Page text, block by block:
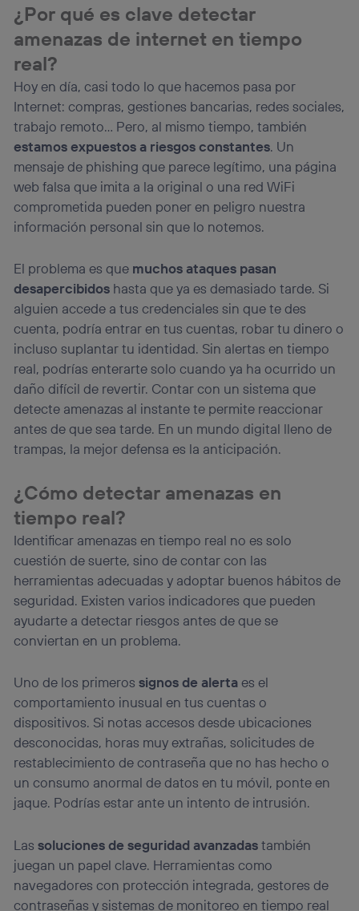
¿Por qué es clave detectar
amenazas de internet en tiempo
real?
Hoy en día, casi todo lo que hacemos pasa por
Internet: compras, gestiones bancarias, redes sociales,
trabajo remoto… Pero, al mismo tiempo, también
estamos expuestos a riesgos constantes. Un
mensaje de phishing que parece legítimo, una página
web falsa que imita a la original o una red WiFi
comprometida pueden poner en peligro nuestra
información personal sin que lo notemos.
El problema es que muchos ataques pasan
desapercibidos hasta que ya es demasiado tarde. Si
alguien accede a tus credenciales sin que te des
cuenta, podría entrar en tus cuentas, robar tu dinero o
incluso suplantar tu identidad. Sin alertas en tiempo
real, podrías enterarte solo cuando ya ha ocurrido un
daño difícil de revertir. Contar con un sistema que
detecte amenazas al instante te permite reaccionar
antes de que sea tarde. En un mundo digital lleno de
trampas, la mejor defensa es la anticipación.
¿Cómo detectar amenazas en
tiempo real?
Identificar amenazas en tiempo real no es solo
cuestión de suerte, sino de contar con las
herramientas adecuadas y adoptar buenos hábitos de
seguridad. Existen varios indicadores que pueden
ayudarte a detectar riesgos antes de que se
conviertan en un problema.
Uno de los primerossignos de alertaes el
comportamiento inusual en tus cuentas o
dispositivos. Si notas accesos desde ubicaciones
desconocidas, horas muy extrañas, solicitudes de
restablecimiento de contraseña que no has hecho o
un consumo anormal de datos en tu móvil, ponte en
jaque. Podrías estar ante un intento de intrusión.
Las soluciones de seguridad avanzadastambién
juegan un papel clave. Herramientas como
navegadores con protección integrada, gestores de
contraseñas y sistemas de monitoreo en tiempo real
Si utilizas unaconexión de banda ancha
el marketing o análisis se realizará en función de las
actividades de navegación de los miembros del hogar
que hayan dado su consentimiento.
Si utilizas
datos móviles
, el marketing será más
personalizado, ya que se basará únicamente en la
navegación del usuario del móvil.
Puedes gestionar los consentimientos Utiq seleccionando
“Administrar Utiq” en la parte inferior de esta página web o
visitando el portal de privacidad de Utiq
(“consenthub”) . Para más información, consulta
la política de privacidad de Utiq.